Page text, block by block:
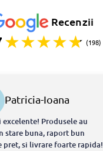
Recenzii
(198)
Patricia-Ioana
excelente! Produsele au
stare buna, raport bun
pret, si livrare foarte rapida!